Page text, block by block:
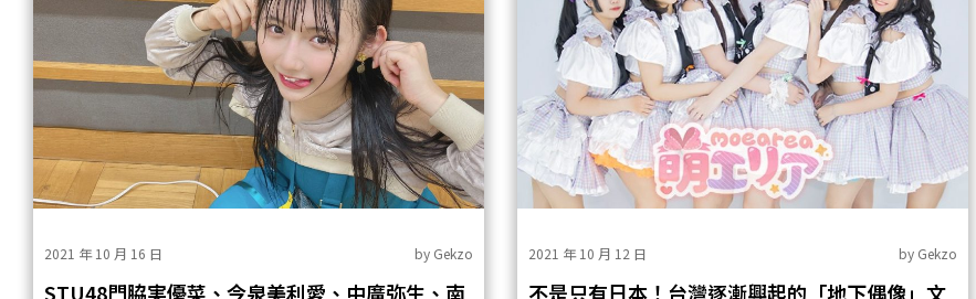
2021 年 10 月 16 日 by Gekzo
STU48門脇実優菜、今泉美利愛、中廣弥生、南
2021 年 10 月 12 日 by Gekzo
不是只有日本！台灣逐漸興起的「地下偶像」文